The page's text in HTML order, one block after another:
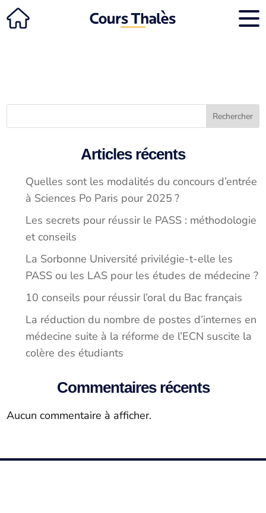
Rechercher
Articles récents
Quelles sont les modalités du concours d’entrée
à Sciences Po Paris pour 2025 ?
Les secrets pour réussir le PASS : méthodologie
et conseils
La Sorbonne Université privilégie-t-elle les
PASS ou les LAS pour les études de médecine ?
10 conseils pour réussir l’oral du Bac français
La réduction du nombre de postes d’internes en
médecine suite à la réforme de l’ECN suscite la
colère des étudiants
Commentaires récents
Aucun commentaire à afficher.